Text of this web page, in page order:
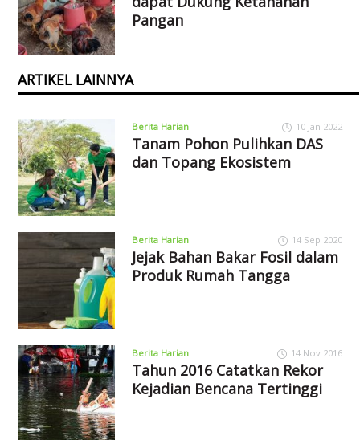
Pangan
ARTIKEL LAINNYA
Berita Harian 10 Jan 2022
Tanam Pohon Pulihkan DAS
dan Topang Ekosistem
Berita Harian 14 Sep 2020
Jejak Bahan Bakar Fosil dalam
Produk Rumah Tangga
Berita Harian 14 Nov 2016
Tahun 2016 Catatkan Rekor
Kejadian Bencana Tertinggi